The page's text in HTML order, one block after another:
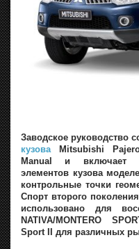
Заводское руководство
кузова Mitsubishi
Manual и включает
элементов кузова
контрольные точки
Спорт второго
использовано для
NATIVA/MONTERO
Sport II для различных